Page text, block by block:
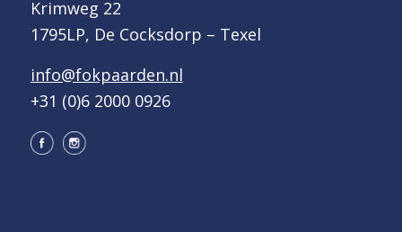
Krimweg 22
1795LP, De Cocksdorp – Texel
info@fokpaarden.nl
+31 (0)6 2000 0926